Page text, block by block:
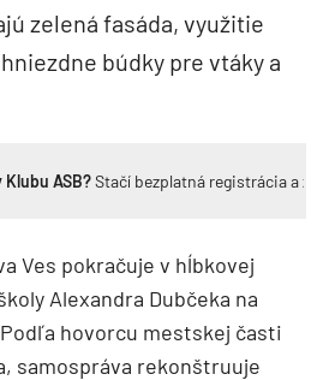
zelená fasáda, využitie
búdky pre vtáky a
ASB?Stačí bezplatná registrácia a
Ves pokračuje v hĺbkovej
Alexandra Dubčeka na
hovorcu mestskej časti
samospráva rekonštruuje